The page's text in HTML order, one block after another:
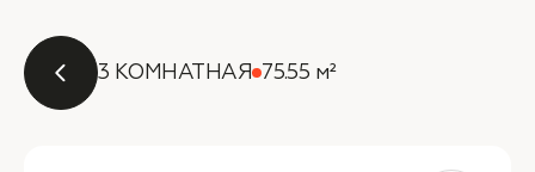
3 КОМНАТНАЯ 75.55 м²